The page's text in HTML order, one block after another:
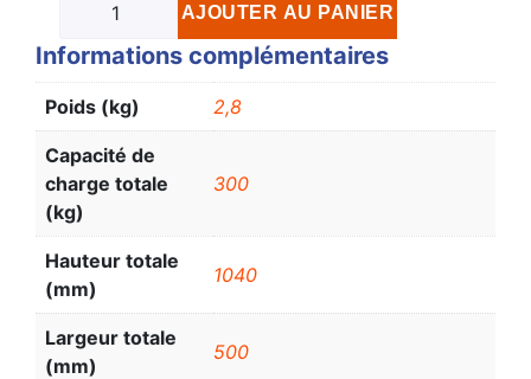
AJOUTER AU PANIER
Informations complémentaires
Poids (kg) 2,8
Capacité de
charge totale
(kg)
300
Hauteur totale
(mm)
1040
Largeur totale
(mm)
500